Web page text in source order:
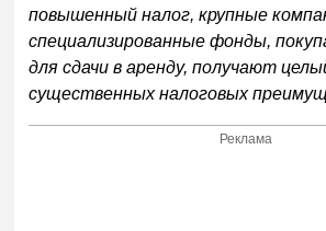
повышенный налог, крупные
специализированные фонды,
для сдачи в аренду, получают
существенных налоговых
Реклама